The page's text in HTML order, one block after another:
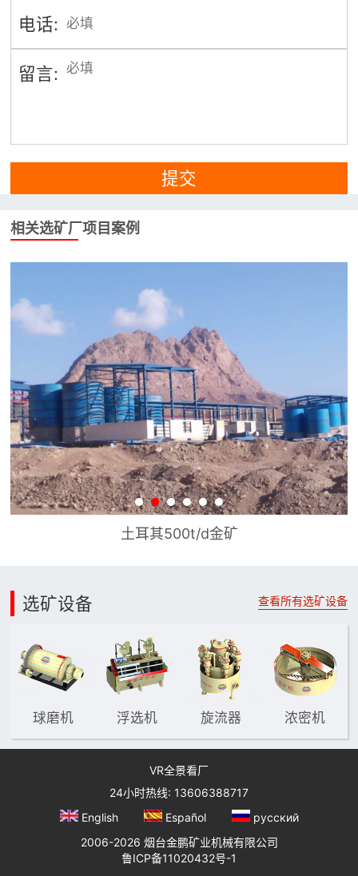
电话:
留言:
提交
相关选矿厂项目案例
土耳其500t/d金矿
选矿设备 查看所有选矿设备
球磨机 浮选机 旋流器 浓密机
VR全景看厂
24小时热线: 13606388717
English
Español
русский
2006-2026 烟台金鹏矿业机械有限公司
鲁ICP备11020432号-1